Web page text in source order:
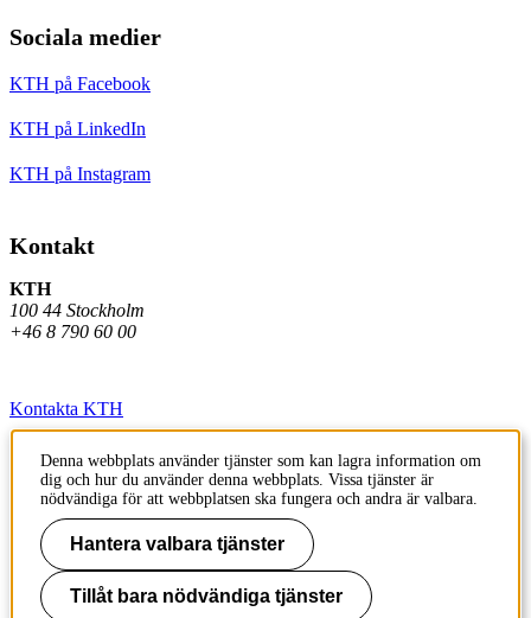
Sociala medier
KTH på Facebook
KTH på LinkedIn
KTH på Instagram
Kontakt
KTH
100 44 Stockholm
+46 8 790 60 00
Kontakta KTH
Jobba på KTH
Press och media
Faktura och betalning KTH
Om KTH:s webbplatser
Denna webbplats använder tjänster som kan lagra information om
dig och hur du använder denna webbplats. Vissa tjänster är
nödvändiga för att webbplatsen ska fungera och andra är valbara.
Hantera valbara tjänster
Tillåt bara nödvändiga tjänster